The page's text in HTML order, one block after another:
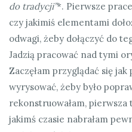
do tradycji”*. Pierwsze
czy jakimiś elementami
odwagi, żeby dołączyć do
Jadzią pracować nad tymi
Zaczęłam przyglądać się
wyrysować, żeby było
rekonstruowałam,
jakimś czasie nabrałam